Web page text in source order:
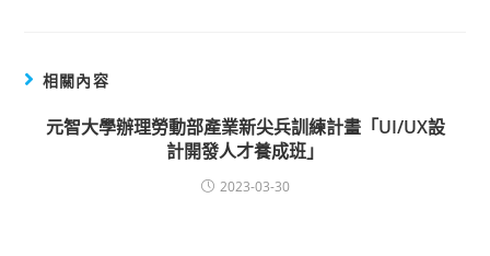
相關內容
元智大學辦理勞動部產業新尖兵訓練計畫「UI/UX設
計開發人才養成班」
2023-03-30